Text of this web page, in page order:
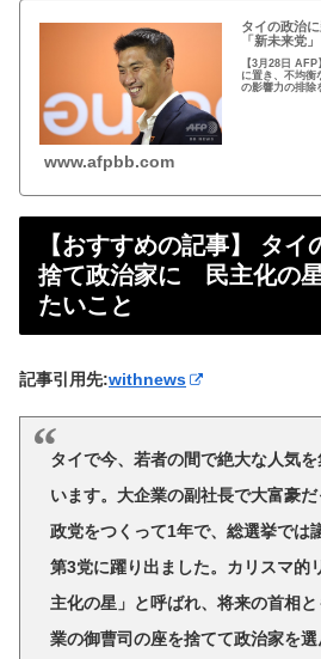
タイの政治
「新未来党」
【3月28日
に置き、不均衡
の影響力の排除
www.afpbb.com
【おすすめの記事】 タイ
捨て政治家に 民主化の
たいこと
記事引用先:withnews
タイで今、若者の間で絶大な人気
います。大企業の副社長で大富豪だ
政党をつくって1年で、総選挙では
第3党に躍り出ました。カリスマ的
主化の星」と呼ばれ、将来の首相
業の御曹司の座を捨てて政治家を